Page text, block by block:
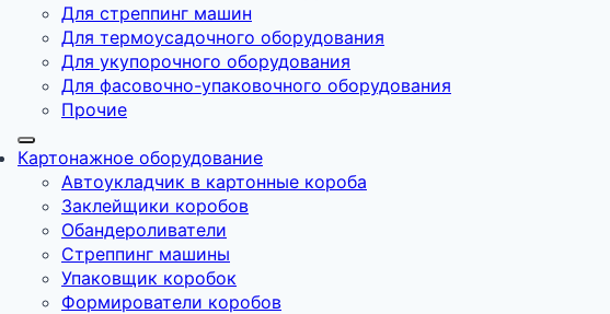
Для стреппинг машин
Для термоусадочного оборудования
Для укупорочного оборудования
Для фасовочно-упаковочного оборудования
Прочие
Картонажное оборудование
Автоукладчик в картонные короба
Заклейщики коробов
Обандероливатели
Стреппинг машины
Упаковщик коробок
Формирователи коробов